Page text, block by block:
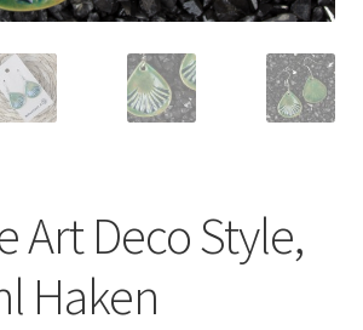
Art Deco Style,
Haken